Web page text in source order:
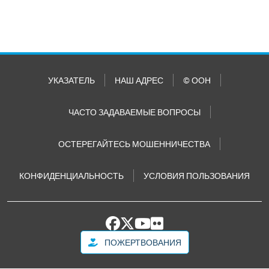
УКАЗАТЕЛЬ НАШ АДРЕС © ООН
ЧАСТО ЗАДАВАЕМЫЕ ВОПРОСЫ
ОСТЕРЕГАЙТЕСЬ МОШЕННИЧЕСТВА
КОНФИДЕНЦИАЛЬНОСТЬ УСЛОВИЯ ПОЛЬЗОВАНИЯ
ПОЖЕРТВОВАНИЯ